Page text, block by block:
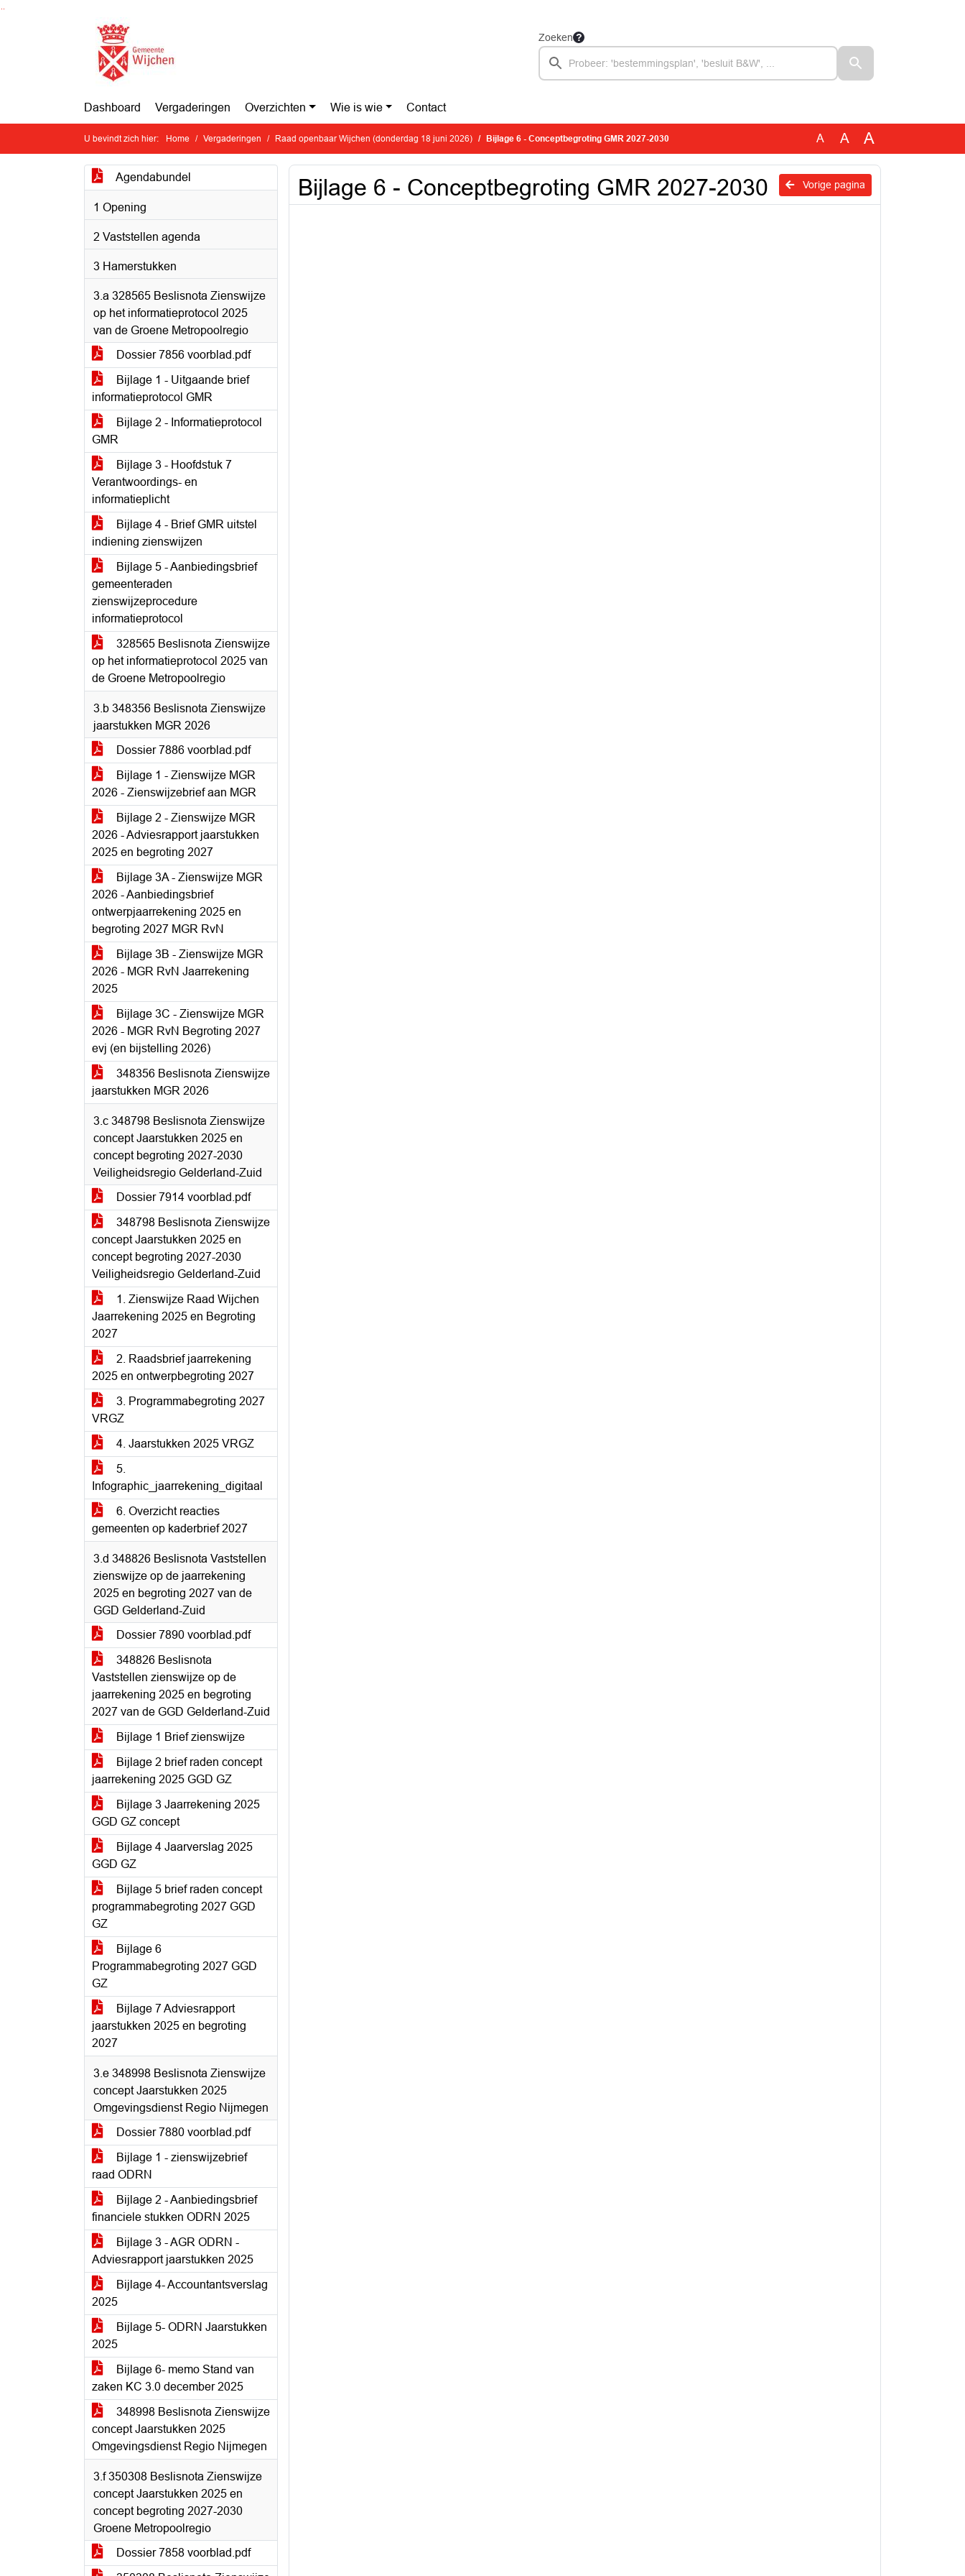
Ga naar de inhoud van deze pagina
Zoeken
Dashboard Vergaderingen Overzichten Wie is wie Contact
U bevindt zich hier: Home Vergaderingen Raad openbaar Wijchen (donderdag 18 juni 2026) Bijlage 6 - Conceptbegroting GMR 2027-2030 A A A
Agendabundel
1 Opening
2 Vaststellen agenda
3 Hamerstukken
3.a 328565 Beslisnota Zienswijze
op het informatieprotocol 2025
van de Groene Metropoolregio
Dossier 7856 voorblad.pdf
Bijlage 1 - Uitgaande brief
informatieprotocol GMR
Bijlage 2 - Informatieprotocol
GMR
Bijlage 3 - Hoofdstuk 7
Verantwoordings- en
informatieplicht
Bijlage 4 - Brief GMR uitstel
indiening zienswijzen
Bijlage 5 - Aanbiedingsbrief
gemeenteraden
zienswijzeprocedure
informatieprotocol
328565 Beslisnota Zienswijze
op het informatieprotocol 2025 van
de Groene Metropoolregio
3.b 348356 Beslisnota Zienswijze
jaarstukken MGR 2026
Dossier 7886 voorblad.pdf
Bijlage 1 - Zienswijze MGR
2026 - Zienswijzebrief aan MGR
Bijlage 2 - Zienswijze MGR
2026 - Adviesrapport jaarstukken
2025 en begroting 2027
Bijlage 3A - Zienswijze MGR
2026 - Aanbiedingsbrief
ontwerpjaarrekening 2025 en
begroting 2027 MGR RvN
Bijlage 3B - Zienswijze MGR
2026 - MGR RvN Jaarrekening
2025
Bijlage 3C - Zienswijze MGR
2026 - MGR RvN Begroting 2027
evj (en bijstelling 2026)
348356 Beslisnota Zienswijze
jaarstukken MGR 2026
3.c 348798 Beslisnota Zienswijze
concept Jaarstukken 2025 en
concept begroting 2027-2030
Veiligheidsregio Gelderland-Zuid
Dossier 7914 voorblad.pdf
348798 Beslisnota Zienswijze
concept Jaarstukken 2025 en
concept begroting 2027-2030
Veiligheidsregio Gelderland-Zuid
1. Zienswijze Raad Wijchen
Jaarrekening 2025 en Begroting
2027
2. Raadsbrief jaarrekening
2025 en ontwerpbegroting 2027
3. Programmabegroting 2027
VRGZ
4. Jaarstukken 2025 VRGZ
5.
Infographic_jaarrekening_digitaal
6. Overzicht reacties
gemeenten op kaderbrief 2027
3.d 348826 Beslisnota Vaststellen
zienswijze op de jaarrekening
2025 en begroting 2027 van de
GGD Gelderland-Zuid
Dossier 7890 voorblad.pdf
348826 Beslisnota
Vaststellen zienswijze op de
jaarrekening 2025 en begroting
2027 van de GGD Gelderland-Zuid
Bijlage 1 Brief zienswijze
Bijlage 2 brief raden concept
jaarrekening 2025 GGD GZ
Bijlage 3 Jaarrekening 2025
GGD GZ concept
Bijlage 4 Jaarverslag 2025
GGD GZ
Bijlage 5 brief raden concept
programmabegroting 2027 GGD
GZ
Bijlage 6
Programmabegroting 2027 GGD
GZ
Bijlage 7 Adviesrapport
jaarstukken 2025 en begroting
2027
3.e 348998 Beslisnota Zienswijze
concept Jaarstukken 2025
Omgevingsdienst Regio Nijmegen
Dossier 7880 voorblad.pdf
Bijlage 1 - zienswijzebrief
raad ODRN
Bijlage 2 - Aanbiedingsbrief
financiele stukken ODRN 2025
Bijlage 3 - AGR ODRN -
Adviesrapport jaarstukken 2025
Bijlage 4- Accountantsverslag
2025
Bijlage 5- ODRN Jaarstukken
2025
Bijlage 6- memo Stand van
zaken KC 3.0 december 2025
348998 Beslisnota Zienswijze
concept Jaarstukken 2025
Omgevingsdienst Regio Nijmegen
3.f 350308 Beslisnota Zienswijze
concept Jaarstukken 2025 en
concept begroting 2027-2030
Groene Metropoolregio
Dossier 7858 voorblad.pdf
Vorige pagina
Bijlage 6 - Conceptbegroting GMR 2027-2030